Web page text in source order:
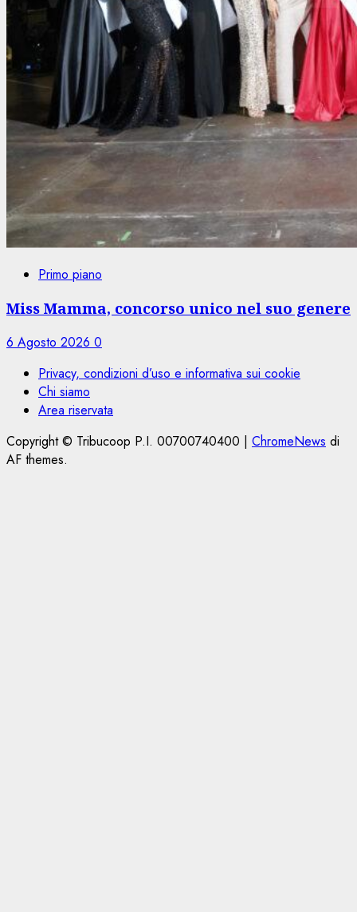
Primo piano
Miss Mamma, concorso unico nel suo genere
6 Agosto 2026 0
Privacy, condizioni d’uso e informativa sui cookie
Chi siamo
Area riservata
Copyright © Tribucoop P.I. 00700740400 | ChromeNews di
AF themes.